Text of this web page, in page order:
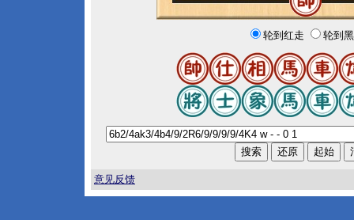
轮到红走 轮到
意见反馈